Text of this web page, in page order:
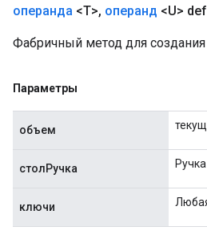
операнда <T>, операнд <U>
Фабричный метод для
Параметры
объем
столРучка Ручка
ключи